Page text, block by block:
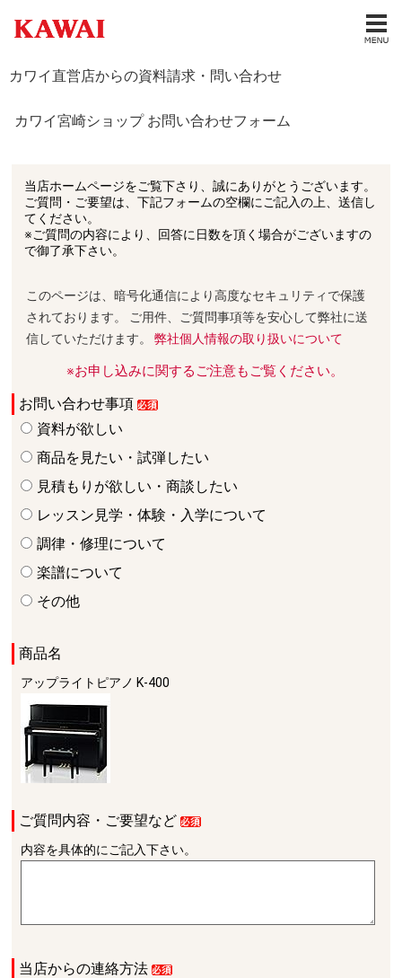
カワイ直営店からの資料請求・問い合わせ
カワイ宮崎ショップ お問い合わせフォーム
当店ホームページをご覧下さり、誠にありがとうございます。
ご質問・ご要望は、下記フォームの空欄にご記入の上、送信し
てください。
※ご質問の内容により、回答に日数を頂く場合がございますの
で御了承下さい。
このページは、暗号化通信により高度なセキュリティで保護
されております。 ご用件、ご質問事項等を安心して弊社に送
信していただけます。弊社個人情報の取り扱いについて
※お申し込みに関するご注意もご覧ください。
お問い合わせ事項
資料が欲しい
商品を見たい・試弾したい
見積もりが欲しい・商談したい
レッスン見学・体験・入学について
調律・修理について
楽譜について
その他
商品名
アップライトピアノ K-400
ご質問内容・ご要望など
内容を具体的にご記入下さい。
当店からの連絡方法